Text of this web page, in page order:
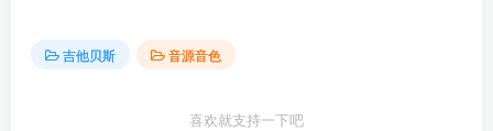
吉他贝斯 音源音色
喜欢就支持一下吧